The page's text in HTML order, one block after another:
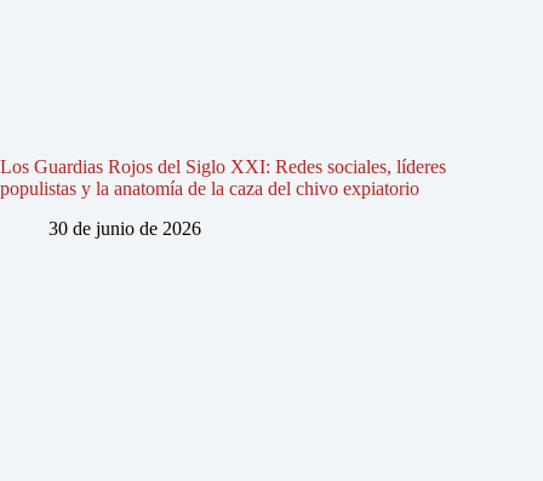
Los Guardias Rojos del Siglo XXI: Redes sociales, líderes
populistas y la anatomía de la caza del chivo expiatorio
30 de junio de 2026